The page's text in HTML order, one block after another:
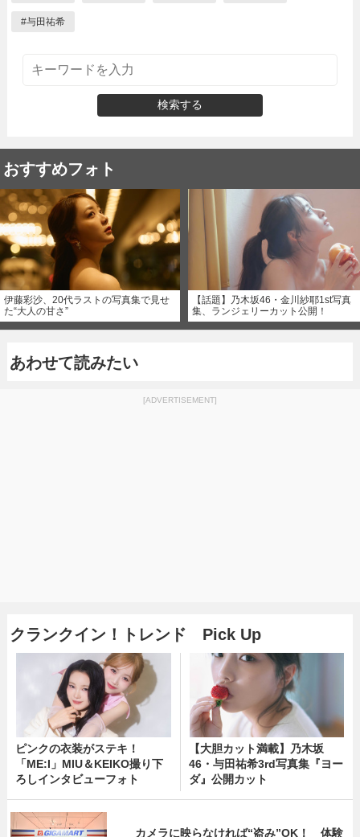
#与田祐希
検索する
おすすめフォト
伊藤彩沙、20代ラストの写真集で見せ
た“大人の甘さ”
【話題】乃木坂46・金川紗耶1st写真
集、ランジェリーカット公開！
あわせて読みたい
[ADVERTISEMENT]
クランクイン！トレンド Pick Up
ピンクの衣装がステキ！
「ME:I」MIU＆KEIKO撮り下
ろしインタビューフォト
【大胆カット満載】乃木坂
46・与田祐希3rd写真集『ヨー
ダ』公開カット
カメラに映らなければ“盗み”OK！ 体験